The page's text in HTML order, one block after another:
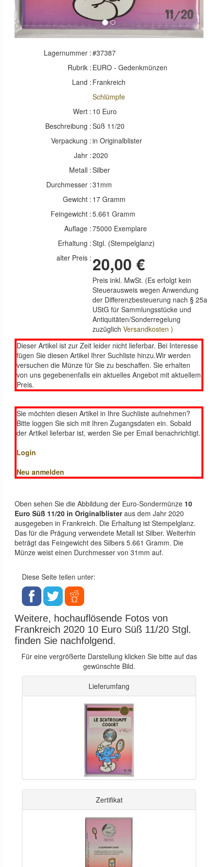
Lagernummer :#37387
Rubrik : EURO - Gedenkmünzen
Land : Frankreich
Schlümpfe
Wert : 10 Euro
Beschreibung :Süß 11/20
Verpackung :in Originalblister
Jahr :2020
Metall :Silber
Durchmesser :31mm
Gewicht : 17 Gramm
Feingewicht :5.661 Gramm
Auflage :75000 Exemplare
Erhaltung :Stgl. (Stempelglanz)
alter Preis : 20,00 €
Preis inkl. MwSt. (Es erfolgt kein
Steuerausweis wegen Anwendung
der Differenzbesteuerung nach § 25a
UStG für Sammlungsstücke und
Antiquitäten/Sonderregelung
zuzüglichVersandkosten )
Dieser Artikel ist zur Zeit leider nicht lieferbar. Bei Interesse
fügen Sie diesen Artikel Ihrer Suchliste hinzu.Wir werden
versuchen die Münze für Sie zu beschaffen. Sie erhalten
von uns gegebenenfalls ein aktuelles Angebot mit aktuellem
Preis.
Sie möchten diesen Artikel in Ihre Suchliste aufnehmen?
Bitte loggen Sie sich mit Ihren Zugangsdaten ein. Sobald
der Artikel lieferbar ist, werden Sie per Email benachrichtigt.
Login
Neu anmelden
Oben sehen Sie die Abbildung der Euro-Sondermünze 10
Euro Süß 11/20 in Originalblisteraus dem Jahr 2020
ausgegeben in Frankreich. Die Erhaltung ist Stempelglanz.
Das für die Prägung verwendete Metall ist Silber. Weiterhin
beträgt das Feingewicht des Silbers 5.661 Gramm. Die
Münze weist einen Durchmesser von 31mm auf.
Diese Seite teilen unter:
Weitere, hochauflösende Fotos von
Frankreich 2020 10 Euro Süß 11/20 Stgl.
finden Sie nachfolgend.
Für eine vergrößerte Darstellung klicken Sie bitte auf das
gewünschte Bild.
Lieferumfang
Zertifikat